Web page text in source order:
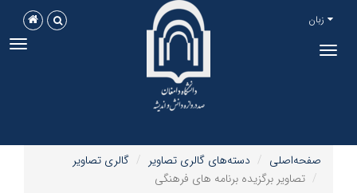
Toggle
زبان
صفحه‌اصلی دسته‌های گالری تصاویر
گالری تصاویر
تصاویر برگزیده برنامه های فرهنگی